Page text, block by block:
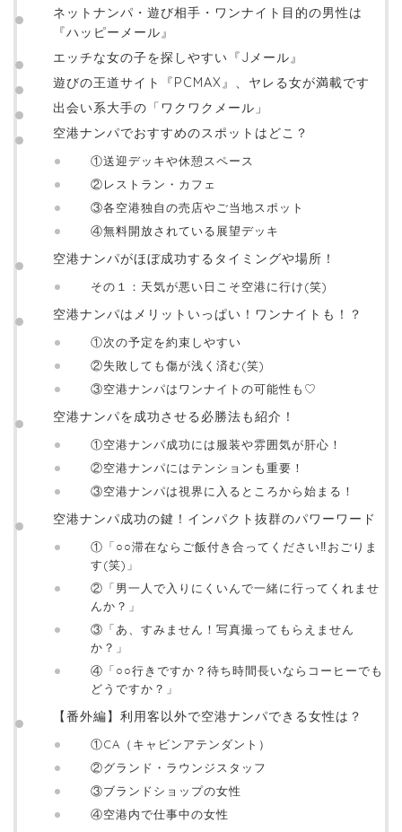
ネットナンパ・遊び相手・ワンナイト目的の男性は
『ハッピーメール』
エッチな女の子を探しやすい『Jメール』
遊びの王道サイト『PCMAX』、ヤレる女が満載です
出会い系大手の「ワクワクメール」
空港ナンパでおすすめのスポットはどこ？
①送迎デッキや休憩スペース
②レストラン・カフェ
③各空港独自の売店やご当地スポット
④無料開放されている展望デッキ
空港ナンパがほぼ成功するタイミングや場所！
その１：天気が悪い日こそ空港に行け(笑)
空港ナンパはメリットいっぱい！ワンナイトも！？
①次の予定を約束しやすい
②失敗しても傷が浅く済む(笑)
③空港ナンパはワンナイトの可能性も♡
空港ナンパを成功させる必勝法も紹介！
①空港ナンパ成功には服装や雰囲気が肝心！
②空港ナンパにはテンションも重要！
③空港ナンパは視界に入るところから始まる！
空港ナンパ成功の鍵！インパクト抜群のパワーワード
①「○○滞在ならご飯付き合ってください‼おごりま
す(笑)」
②「男一人で入りにくいんで一緒に行ってくれませ
んか？」
③「あ、すみません！写真撮ってもらえません
か？」
④「○○行きですか？待ち時間長いならコーヒーでも
どうですか？」
【番外編】利用客以外で空港ナンパできる女性は？
①CA（キャビンアテンダント）
②グランド・ラウンジスタッフ
③ブランドショップの女性
④空港内で仕事中の女性